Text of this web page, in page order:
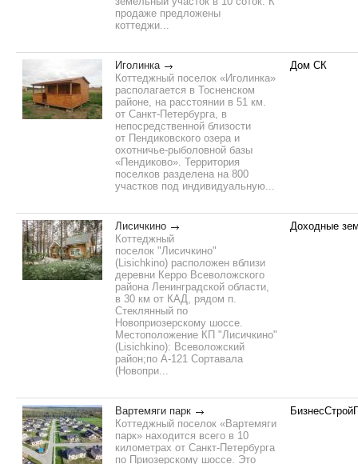
продаже предложены
коттеджи...
Иголинка
Коттеджный поселок «Иголинка»
располагается в Тосненском
районе, на расстоянии в 51 км.
от Санкт-Петербурга, в
непосредственной близости
от Пендиковского озера и
охотничье-рыболовной базы
«Пендиково». Территория
поселков разделена на 800
участков под индивидуальную...
Дом СК
Лисичкино
Коттеджный
поселок "Лисичкино"
(Lisichkino) расположен вблизи
деревни Керро Всеволожского
района Ленинградской области,
в 30 км от КАД, рядом п.
Стеклянный по
Новоприозерскому шоссе.
Местоположение КП "Лисичкино"
(Lisichkino): Всеволожский
район;по А-121 Сортавала
(Новопри...
Доходные
Вартемяги парк
Коттеджный поселок «Вартемяги
парк» находится всего в 10
километрах от Санкт-Петербурга
по Приозерскому шоссе. Это